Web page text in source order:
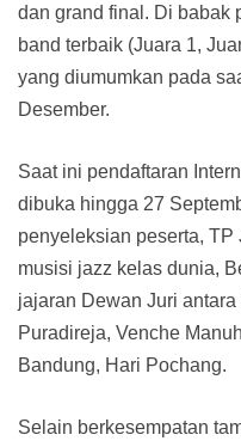
dan grand final. Di babak
band terbaik (Juara 1,
yang diumumkan pada
Desember.
Saat ini pendaftaran
dibuka hingga 27
penyeleksian peserta,
musisi jazz kelas dunia,
jajaran Dewan Juri
Puradireja, Venche
Bandung, Hari Pochang.
Selain berkesempatan